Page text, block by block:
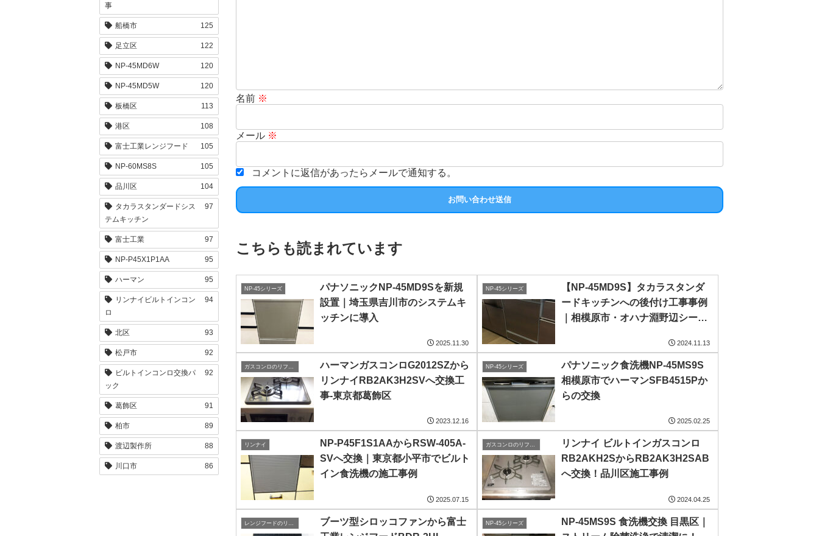
名前 ※
メール ※
コメントに返信があったらメールで通知する。
こちらも読まれています
NP-45シリーズ
パナソニックNP-45MD9Sを新規
設置｜埼玉県吉川市のシステムキ
ッチンに導入
2025.11.30
NP-45シリーズ
【NP-45MD9S】タカラスタンダ
ードキッチンへの後付け工事事例
｜相模原市・オハナ淵野辺シーズ
2024.11.13
ガスコンロのリフォーム・取付
ハーマンガスコンロG2012SZから
リンナイRB2AK3H2SVへ交換工
事-東京都葛飾区
2023.12.16
NP-45シリーズ
パナソニック食洗機NP-45MS9S
相模原市でハーマンSFB4515Pか
らの交換
2025.02.25
リンナイ
NP-P45F1S1AAからRSW-405A-
SVへ交換｜東京都小平市でビルト
イン食洗機の施工事例
2025.07.15
ガスコンロのリフォーム・取付
リンナイ ビルトインガスコンロ
RB2AKH2SからRB2AK3H2SAB
へ交換！品川区施工事例
2024.04.25
ブーツ型シロッコファンから富士
NP-45シリーズ
NP-45MS9S 食洗機交換 目黒区｜
事
船橋市 125
足立区 122
NP-45MD6W 120
NP-45MD5W 120
板橋区 113
港区 108
富士工業レンジフード 105
NP-60MS8S 105
品川区 104
タカラスタンダードシス
テムキッチン
97
富士工業 97
NP-P45X1P1AA 95
ハーマン 95
リンナイビルトインコン
ロ
94
北区 93
松戸市 92
ビルトインコンロ交換パ
ック
92
葛飾区 91
柏市 89
渡辺製作所 88
川口市 86